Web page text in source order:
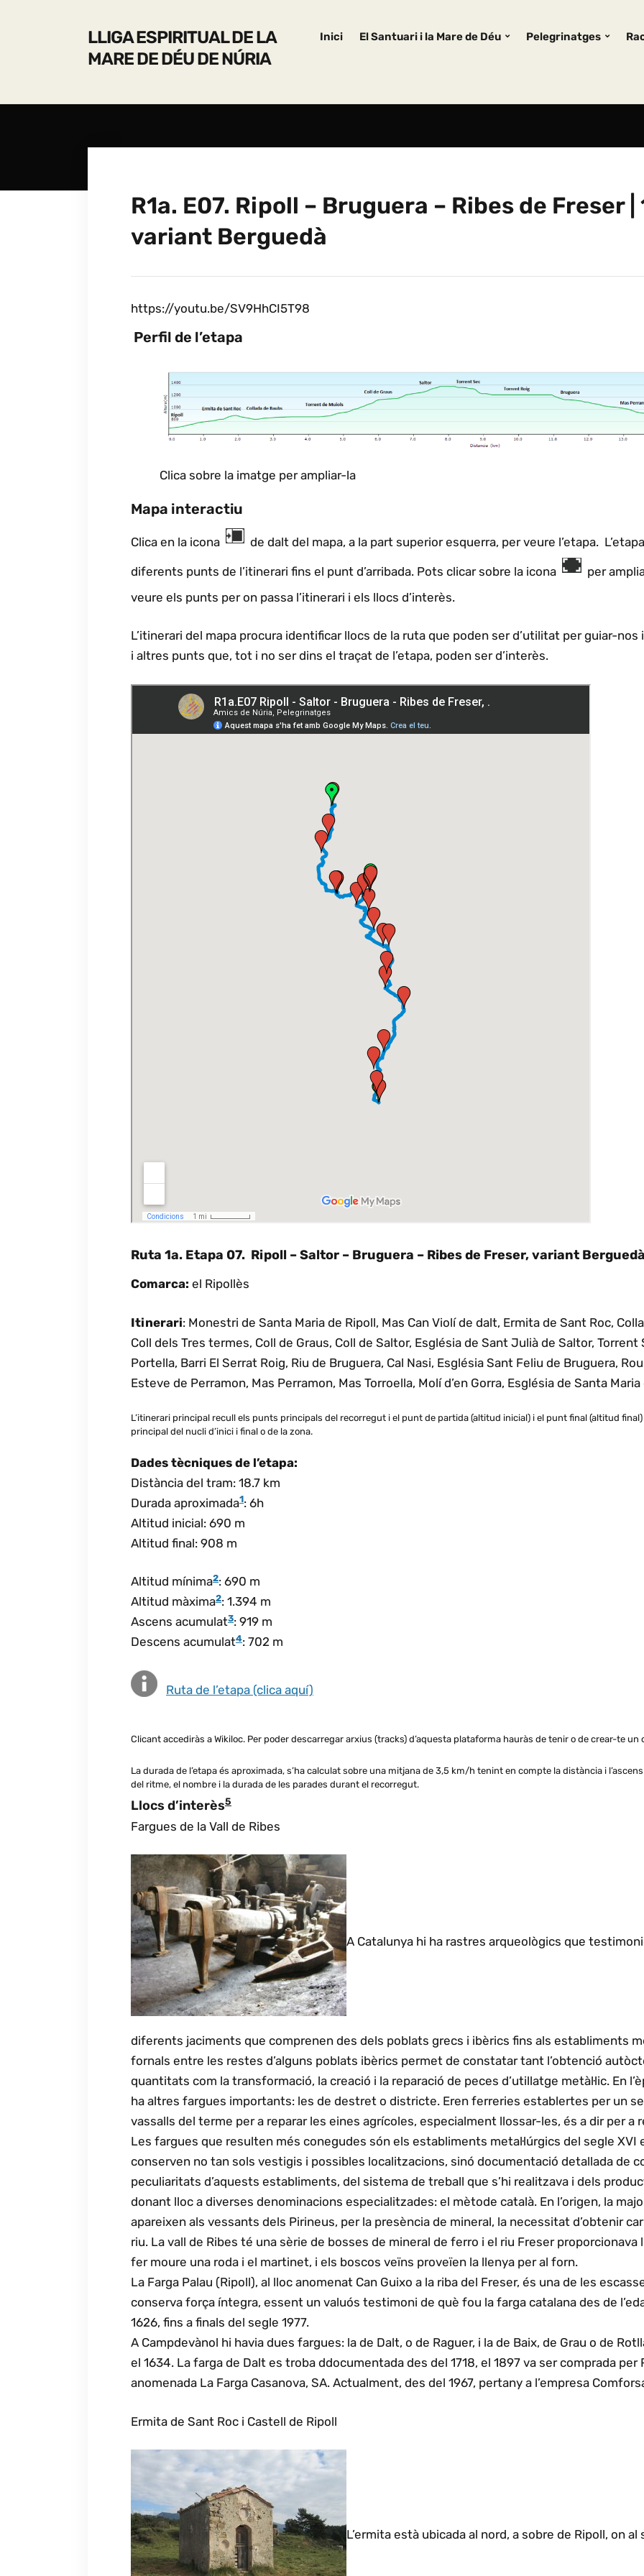
LLIGA ESPIRITUAL DE LA
MARE DE DÉU DE NÚRIA
Inici El Santuari i la Mare de Déu Pelegrinatges
R1a. E07. Ripoll – Bruguera – Ribes de Freser |
variant Berguedà
https://youtu.be/SV9HhCI5T98
Perfil de l’etapa
Clica sobre la imatge per ampliar-la
Mapa interactiu
Clica en la icona de dalt del mapa, a la part superior esquerra, per veure l’etapa.
diferents punts de l’itinerari fins el punt d’arribada. Pots clicar sobre la icona
per
veure els punts per on passa l’itinerari i els llocs d’interès.
L’itinerari del mapa procura identificar llocs de la ruta que poden ser d’utilitat per guiar-
i altres punts que, tot i no ser dins el traçat de l’etapa, poden ser d’interès.
Ruta 1a. Etapa 07. Ripoll – Saltor – Bruguera – Ribes de Freser, variant
Comarca: el Ripollès
Itinerari: Monestri de Santa Maria de Ripoll, Mas Can Violí de dalt, Ermita de Sant Roc,
Coll dels Tres termes, Coll de Graus, Coll de Saltor, Església de Sant Julià de Saltor, Torrent
Portella, Barri El Serrat Roig, Riu de Bruguera, Cal Nasi, Església Sant Feliu de Bruguera,
Esteve de Perramon, Mas Perramon, Mas Torroella, Molí d’en Gorra, Església de Santa
L’itinerari principal recull els punts principals del recorregut i el punt de partida (altitud inicial) i el punt final (altitud final)
principal del nucli d’inici i final o de la zona.
Dades tècniques de l’etapa:
Distància del tram: 18.7 km
Durada aproximada1: 6h
Altitud inicial: 690 m
Altitud final: 908 m
Altitud mínima2: 690 m
Altitud màxima2: 1.394 m
Ascens acumulat3: 919 m
Descens acumulat4: 702 m
Ruta de l’etapa (clica aquí)
Clicant accediràs a Wikiloc. Per poder descarregar arxius (tracks) d’aquesta plataforma hauràs de tenir o de crear-te un
La durada de l’etapa és aproximada, s’ha calculat sobre una mitjana de 3,5 km/h tenint en compte la distància i
del ritme, el nombre i la durada de les parades durant el recorregut.
Llocs d’interès5
Fargues de la Vall de Ribes
A Catalunya hi ha rastres arqueològics que
diferents jaciments que comprenen des dels poblats grecs i ibèrics fins als establiments
fornals entre les restes d’alguns poblats ibèrics permet de constatar tant l’obtenció
quantitats com la transformació, la creació i la reparació de peces d’utillatge metàl·lic. En
ha altres fargues importants: les de destret o districte. Eren ferreries establertes per un
vassalls del terme per a reparar les eines agrícoles, especialment llossar-les, és a dir per a
Les fargues que resulten més conegudes són els establiments metal·lúrgics del segle XVI
conserven no tan sols vestigis i possibles localitzacions, sinó documentació detallada de
peculiaritats d’aquests establiments, del sistema de treball que s’hi realitzava i dels
donant lloc a diverses denominacions especialitzades: el mètode català. En l’origen, la
apareixen als vessants dels Pirineus, per la presència de mineral, la necessitat d’obtenir
riu. La vall de Ribes té una sèrie de bosses de mineral de ferro i el riu Freser proporcionava
fer moure una roda i el martinet, i els boscos veïns proveïen la llenya per al forn.
La Farga Palau (Ripoll), al lloc anomenat Can Guixo a la riba del Freser, és una de les
conserva força íntegra, essent un valuós testimoni de què fou la farga catalana des de
1626, fins a finals del segle 1977.
A Campdevànol hi havia dues fargues: la de Dalt, o de Raguer, i la de Baix, de Grau o de
el 1634. La farga de Dalt es troba ddocumentada des del 1718, el 1897 va ser comprada per
anomenada La Farga Casanova, SA. Actualment, des del 1967, pertany a l’empresa
Ermita de Sant Roc i Castell de Ripoll
L’ermita està ubicada al nord, a sobre de Ripoll, on